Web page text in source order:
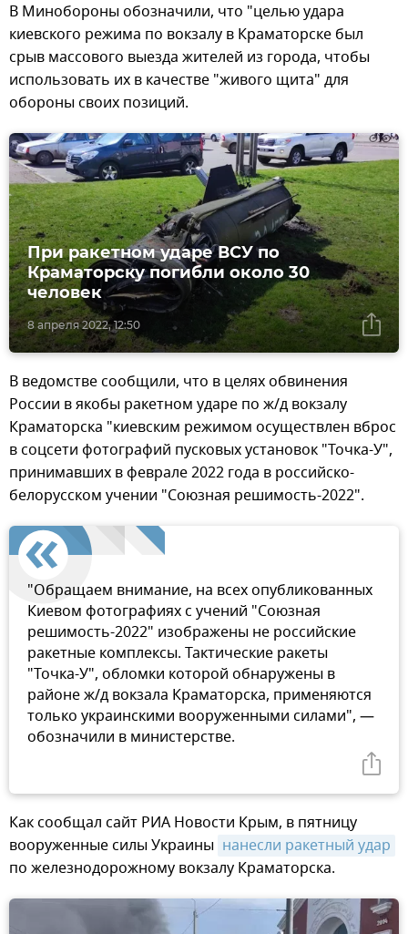
В Минобороны обозначили, что "целью удара
киевского режима по вокзалу в Краматорске был
срыв массового выезда жителей из города, чтобы
использовать их в качестве "живого щита" для
обороны своих позиций.
8 апреля 2022, 12:50
При ракетном ударе ВСУ по
Краматорску погибли около 30
человек
В ведомстве сообщили, что в целях обвинения
России в якобы ракетном ударе по ж/д вокзалу
Краматорска "киевским режимом осуществлен вброс
в соцсети фотографий пусковых установок "Точка-У",
принимавших в феврале 2022 года в российско-
белорусском учении "Союзная решимость-2022".
"Обращаем внимание, на всех опубликованных
Киевом фотографиях с учений "Союзная
решимость-2022" изображены не российские
ракетные комплексы. Тактические ракеты
"Точка-У", обломки которой обнаружены в
районе ж/д вокзала Краматорска, применяются
только украинскими вооруженными силами", —
обозначили в министерстве.
Как сообщал сайт РИА Новости Крым, в пятницу
вооруженные силы Украины нанесли ракетный удар
по железнодорожному вокзалу Краматорска.